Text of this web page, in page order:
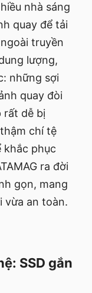
nhà sáng
quay để tải
truyền
lượng,
những sợi
quay đòi
rất dễ bị
chí tệ
khắc phục
ra đời
gọn, mang
vừa an toàn.
SSD gắn